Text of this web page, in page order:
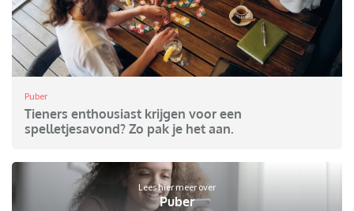
Puber
Tieners enthousiast krijgen voor een
spelletjesavond? Zo pak je het aan.
Lees hier meer over
Puber